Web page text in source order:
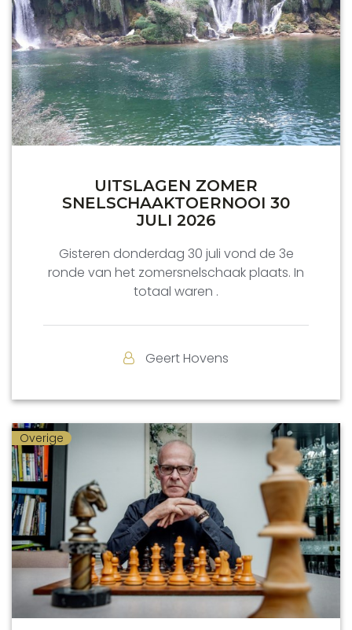
UITSLAGEN ZOMER
SNELSCHAAKTOERNOOI 30
JULI 2026
Gisteren donderdag 30 juli vond de 3e
ronde van het zomersnelschaak plaats. In
totaal waren .
Geert Hovens
Overige